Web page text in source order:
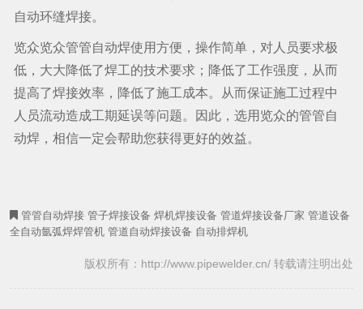
自动环缝焊接。
览众览众管管自动焊使用方便，操作简单，对人员要求极
低，大大降低了焊工的技术要求；降低了工作强度，从而
提高了焊接效率，降低了施工成本。从而保证施工过程中
人员流动造成工期延误等问题。因此，选用览众的管管自
动焊，相信一定会帮助您获得更好的效益。
管管自动焊接 管子焊接设备 焊机焊接设备 管道焊接设备厂家 管道设备
全自动氩弧焊焊管机 管道自动焊接设备 自动排焊机
版权所有：http://www.pipewelder.cn/ 转载请注明出处